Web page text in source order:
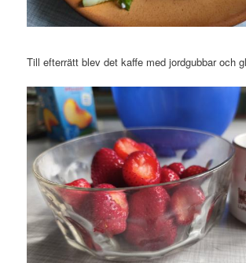
Till efterrätt blev det kaffe med jordgubbar och